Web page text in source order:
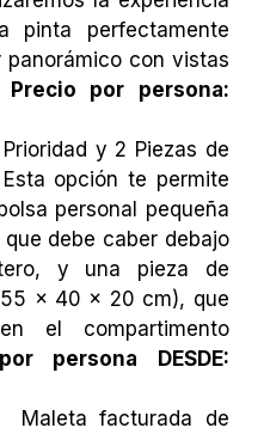
pinta perfectamente
con vistas
Precio por persona:
Prioridad y 2 Piezas de
opción te permite
personal pequeña
debe caber debajo
y una pieza de
x 40 x 20 cm), que
el compartimento
persona DESDE:
Maleta facturada de